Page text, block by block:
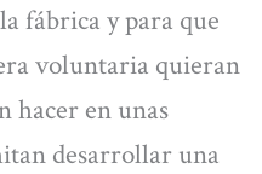
fábrica y para que
voluntaria quieran
hacer en unas
desarrollar una